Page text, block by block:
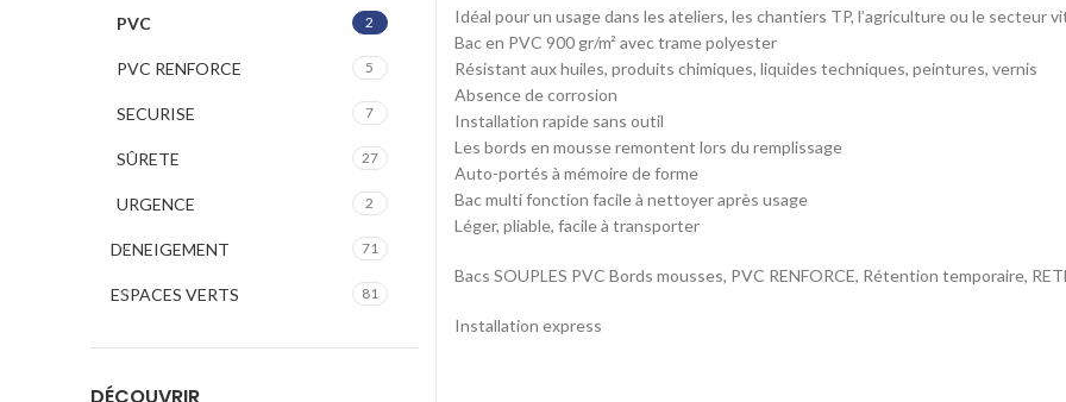
Idéal pour un usage dans les ateliers, les chantiers TP, l’agriculture ou le secteur
Bac en PVC 900 gr/m² avec trame polyester
Résistant aux huiles, produits chimiques, liquides techniques, peintures, vernis
Absence de corrosion
Installation rapide sans outil
Les bords en mousse remontent lors du remplissage
Auto-portés à mémoire de forme
Bac multi fonction facile à nettoyer après usage
Léger, pliable, facile à transporter
Bacs SOUPLES PVC Bords mousses, PVC RENFORCE, Rétention temporaire,
Installation express
PVC 2
PVC RENFORCE 5
SECURISE 7
SÛRETE 27
URGENCE 2
DENEIGEMENT 71
ESPACES VERTS 81